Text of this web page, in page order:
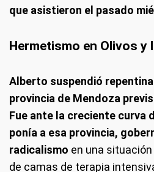
que asistieron el pasado
Hermetismo en Olivos y
Alberto suspendió
provincia de Mendoza
Fue ante la creciente curva
ponía a esa provincia,
radicalismo en una
de camas de terapia